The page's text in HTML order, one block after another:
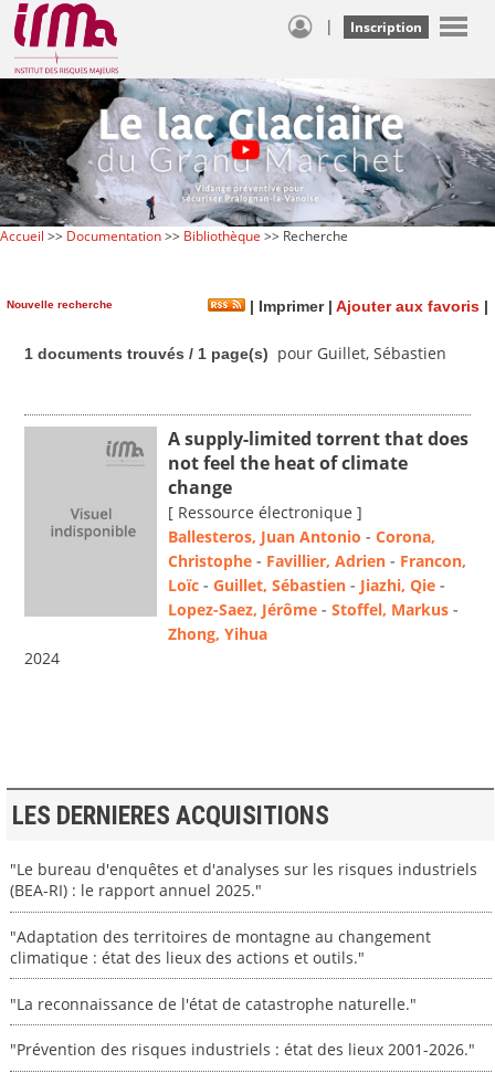
| Inscription
Accueil >> Documentation>> Bibliothèque >> Recherche
Nouvelle recherche | Imprimer| Ajouter aux favoris |
1 documents trouvés / 1 page(s) pour Guillet, Sébastien
A supply-limited torrent that does
not feel the heat of climate
change
[ Ressource électronique ]
Ballesteros, Juan Antonio - Corona,
Christophe - Favillier, Adrien - Francon,
Loïc - Guillet, Sébastien - Jiazhi, Qie -
Lopez-Saez, Jérôme - Stoffel, Markus -
Zhong, Yihua
2024
LES DERNIERES ACQUISITIONS
"Le bureau d'enquêtes et d'analyses sur les risques industriels
(BEA-RI) : le rapport annuel 2025."
"Adaptation des territoires de montagne au changement
climatique : état des lieux des actions et outils."
"La reconnaissance de l'état de catastrophe naturelle."
"Prévention des risques industriels : état des lieux 2001-2026."